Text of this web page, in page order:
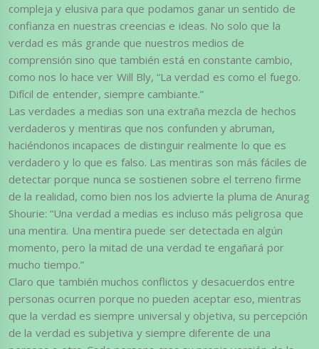
compleja y elusiva para que podamos ganar un sentido de
confianza en nuestras creencias e ideas. No solo que la
verdad es más grande que nuestros medios de
comprensión sino que también está en constante cambio,
como nos lo hace ver Will Bly, “La verdad es como el fuego.
Difícil de entender, siempre cambiante.”
Las verdades a medias son una extraña mezcla de hechos
verdaderos y mentiras que nos confunden y abruman,
haciéndonos incapaces de distinguir realmente lo que es
verdadero y lo que es falso. Las mentiras son más fáciles de
detectar porque nunca se sostienen sobre el terreno firme
de la realidad, como bien nos los advierte la pluma de Anurag
Shourie: “Una verdad a medias es incluso más peligrosa que
una mentira. Una mentira puede ser detectada en algún
momento, pero la mitad de una verdad te engañará por
mucho tiempo.”
Claro que también muchos conflictos y desacuerdos entre
personas ocurren porque no pueden aceptar eso, mientras
que la verdad es siempre universal y objetiva, su percepción
de la verdad es subjetiva y siempre diferente de una